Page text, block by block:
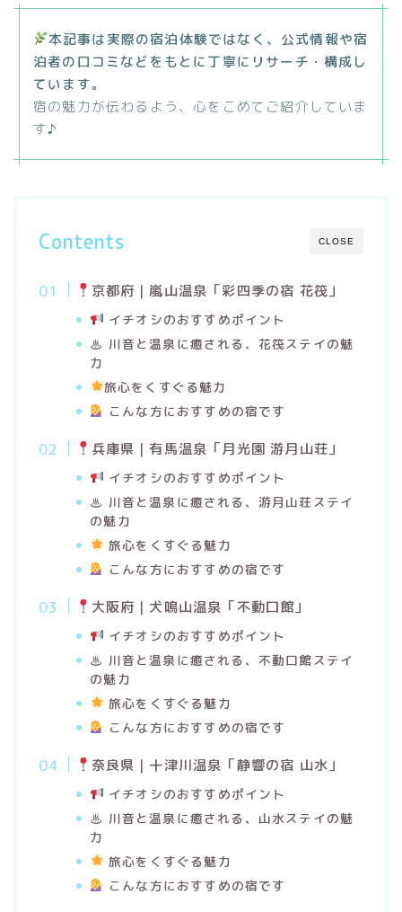
本記事は実際の宿泊体験ではなく、公式情報や宿
泊者の口コミなどをもとに丁寧にリサーチ・構成し
ています。
宿の魅力が伝わるよう、心をこめてご紹介していま
す♪
CLOSE
Contents
京都府｜嵐山温泉「彩四季の宿 花筏」
イチオシのおすすめポイント
♨ 川音と温泉に癒される、花筏ステイの魅
力
旅心をくすぐる魅力
こんな方におすすめの宿です
兵庫県｜有馬温泉「月光園 游月山荘」
イチオシのおすすめポイント
♨ 川音と温泉に癒される、游月山荘ステイ
の魅力
旅心をくすぐる魅力
こんな方におすすめの宿です
大阪府｜犬鳴山温泉「不動口館」
イチオシのおすすめポイント
♨ 川音と温泉に癒される、不動口館ステイ
の魅力
旅心をくすぐる魅力
こんな方におすすめの宿です
奈良県｜十津川温泉「静響の宿 山水」
イチオシのおすすめポイント
♨ 川音と温泉に癒される、山水ステイの魅
力
旅心をくすぐる魅力
こんな方におすすめの宿です